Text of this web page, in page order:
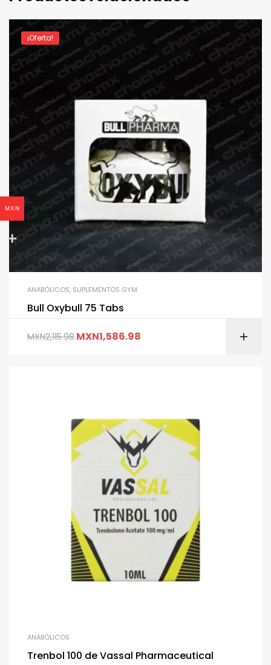
¡Oferta!
ANABÓLICOS, SUPLEMENTOS GYM
Bull Oxybull 75 Tabs
MXN2,115.98 MXN1,586.98
ANABÓLICOS
Trenbol 100 de Vassal Pharmaceutical
MXN